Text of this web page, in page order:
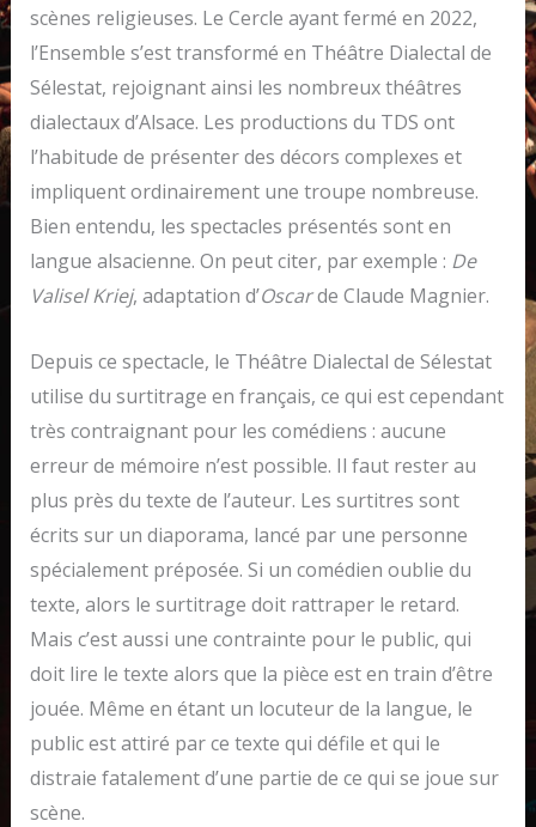
scènes religieuses. Le Cercle ayant fermé en 2022,
l’Ensemble s’est transformé en Théâtre Dialectal de
Sélestat, rejoignant ainsi les nombreux théâtres
dialectaux d’Alsace. Les productions du TDS ont
l’habitude de présenter des décors complexes et
impliquent ordinairement une troupe nombreuse.
Bien entendu, les spectacles présentés sont en
langue alsacienne. On peut citer, par exemple : De
Valisel Kriej, adaptation d’Oscarde Claude Magnier.
Depuis ce spectacle, le Théâtre Dialectal de Sélestat
utilise du surtitrage en français, ce qui est cependant
très contraignant pour les comédiens : aucune
erreur de mémoire n’est possible. Il faut rester au
plus près du texte de l’auteur. Les surtitres sont
écrits sur un diaporama, lancé par une personne
spécialement préposée. Si un comédien oublie du
texte, alors le surtitrage doit rattraper le retard.
Mais c’est aussi une contrainte pour le public, qui
doit lire le texte alors que la pièce est en train d’être
jouée. Même en étant un locuteur de la langue, le
public est attiré par ce texte qui défile et qui le
distraie fatalement d’une partie de ce qui se joue sur
scène.